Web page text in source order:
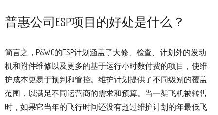
普惠公司ESP项目的好处是什么？
简言之，P&WC的ESP计划涵盖了大修、检查、计划外的发动
机和附件维修以及更多的基于运行小时数付费的项目，使维
护成本更易于预判和管控。维护计划提供了不同级别的覆盖
范围，以满足不同运营商的需求和预算。当一架飞机被转售
时，如果它当年的飞行时间还没有超过维护计划的年最低飞